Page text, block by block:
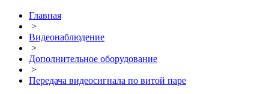
Главная
>
Видеонаблюдение
>
Дополнительное оборудование
>
Передача видеосигнала по витой паре